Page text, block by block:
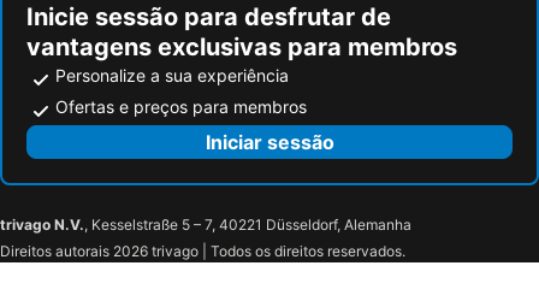
Inicie sessão para desfrutar de
vantagens exclusivas para membros
Personalize a sua experiência
Ofertas e preços para membros
Iniciar sessão
trivago N.V., Kesselstraße 5 – 7, 40221 Düsseldorf, Alemanha
Direitos autorais 2026 trivago | Todos os direitos reservados.